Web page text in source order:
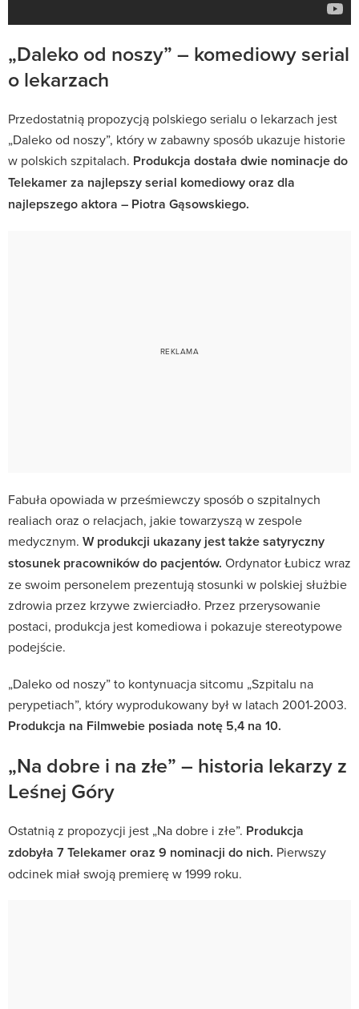
„Daleko od noszy” – komediowy serial
o lekarzach
Przedostatnią propozycją polskiego serialu o lekarzach jest
„Daleko od noszy”, który w zabawny sposób ukazuje historie
w polskich szpitalach. Produkcja dostała dwie nominacje do
Telekamer za najlepszy serial komediowy oraz dla
najlepszego aktora – Piotra Gąsowskiego.
Fabuła opowiada w prześmiewczy sposób o szpitalnych
realiach oraz o relacjach, jakie towarzyszą w zespole
medycznym. W produkcji ukazany jest także satyryczny
stosunek pracowników do pacjentów. Ordynator Łubicz wraz
ze swoim personelem prezentują stosunki w polskiej służbie
zdrowia przez krzywe zwierciadło. Przez przerysowanie
postaci, produkcja jest komediowa i pokazuje stereotypowe
podejście.
„Daleko od noszy” to kontynuacja sitcomu „Szpitalu na
perypetiach”, który wyprodukowany był w latach 2001-2003.
Produkcja na Filmwebie posiada notę 5,4 na 10.
„Na dobre i na złe” – historia lekarzy z
Leśnej Góry
Ostatnią z propozycji jest „Na dobre i złe”. Produkcja
zdobyła 7 Telekamer oraz 9 nominacji do nich. Pierwszy
odcinek miał swoją premierę w 1999 roku.